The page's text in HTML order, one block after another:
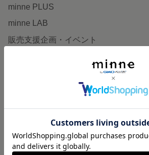
minne PLUS
minne LAB
販売支援企画・イベント
minneとものづくりと
minneの本